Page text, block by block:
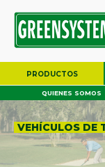
PRODUCTOS
QUIENES SOMOS
VEHÍCULOS DE